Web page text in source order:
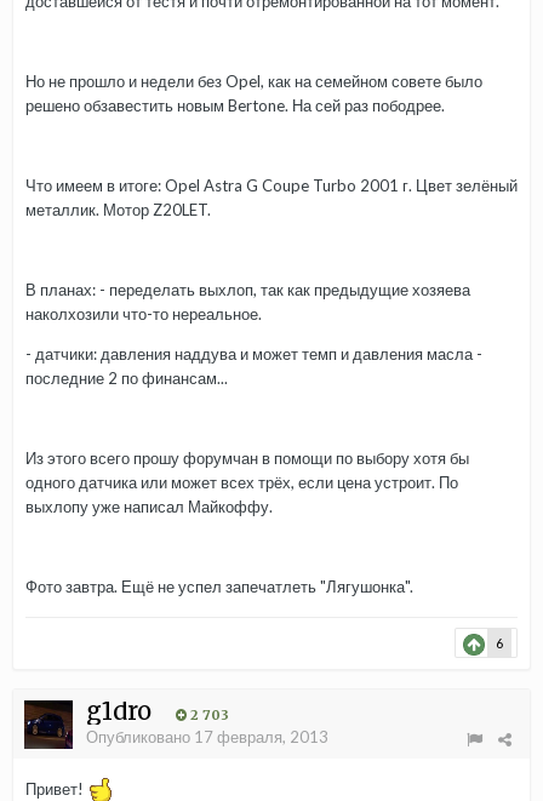
Но не прошло и недели без Opel, как на семейном совете было
решено обзавестить новым Bertone. На сей раз пободрее.
Что имеем в итоге: Opel Astra G Coupe Turbo 2001 г. Цвет зелёный
металлик. Мотор Z20LET.
В планах: - переделать выхлоп, так как предыдущие хозяева
наколхозили что-то нереальное.
- датчики: давления наддува и может темп и давления масла -
последние 2 по финансам...
Из этого всего прошу форумчан в помощи по выбору хотя бы
одного датчика или может всех трёх, если цена устроит. По
выхлопу уже написал Майкоффу.
Фото завтра. Ещё не успел запечатлеть "Лягушонка".
6
g1dro 2 703
Опубликовано 17 февраля, 2013
Привет!